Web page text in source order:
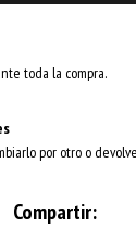
toda la compra.
por otro o
Compartir: